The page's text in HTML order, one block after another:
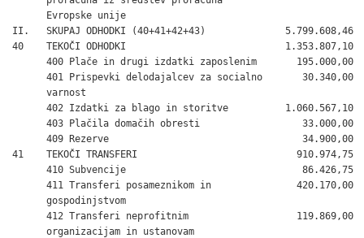
      Evropske unije
II.   SKUPAJ ODHODKI (40+41+42+43)              5.799.608,46
40    TEKOČI ODHODKI                            1.353.807,10
      400 Plače in drugi izdatki zaposlenim       195.000,00
      401 Prispevki delodajalcev za socialno       30.340,00
      varnost
      402 Izdatki za blago in storitve          1.060.567,10
      403 Plačila domačih obresti                  33.000,00
      409 Rezerve                                  34.900,00
41    TEKOČI TRANSFERI                            910.974,75
      410 Subvencije                               86.426,75
      411 Transferi posameznikom in               420.170,00
      gospodinjstvom
      412 Transferi neprofitnim                   119.869,00
      organizacijam in ustanovam